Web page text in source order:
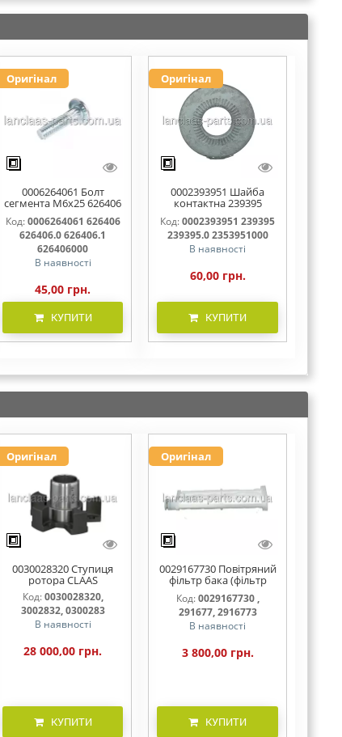
Оригінал
0006264061 Болт
сегмента М6х25 626406
626406.0 626406.1
626406000
Код: 0006264061 626406
626406.0 626406.1
626406000
В наявності
45,00 грн.
КУПИТИ
Оригінал
0002393951 Шайба
контактна 239395
239395.0 2353951000
Код:0002393951 239395
239395.0 2353951000
В наявності
60,00 грн.
КУПИТИ
Оригінал
0030028320 Ступиця
ротора CLAAS
Код: 0030028320,
3002832, 0300283
В наявності
28 000,00 грн.
КУПИТИ
Оригінал
0029167730 Повітряний
фільтр бака (фільтр
AdBlue)
Код:0029167730 ,
291677, 2916773
В наявності
3 800,00 грн.
КУПИТИ